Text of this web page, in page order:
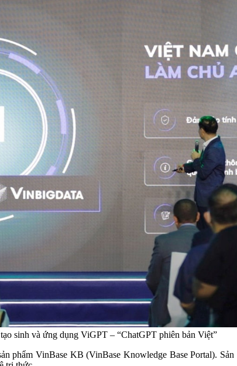
sinh và ứng dụng ViGPT – “ChatGPT phiên bản Việt”
phẩm VinBase KB (VinBase Knowledge Base Portal).